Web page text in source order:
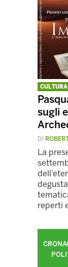
sugli
DI
La
reperti